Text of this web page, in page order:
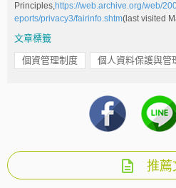
Principles,https://web.archive.org/web/
eports/privacy3/fairinfo.shtm(last visited
文章標籤
個資管理制度 個人資料保護與管
推薦